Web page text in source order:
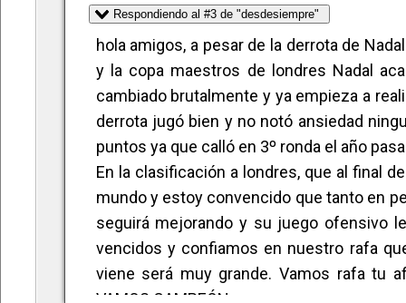
Respondiendo al #3 de "desdesiempre"
hola amigos, a pesar de la derrota de
y la copa maestros de londres Nadal
cambiado brutalmente y ya empieza a
derrota jugó bien y no notó ansiedad
puntos ya que calló en 3º ronda el año
En la clasificación a londres, que al final
mundo y estoy convencido que tanto en
seguirá mejorando y su juego ofensivo
vencidos y confiamos en nuestro rafa
viene será muy grande. Vamos rafa tu
VAMOS CAMPEÓN